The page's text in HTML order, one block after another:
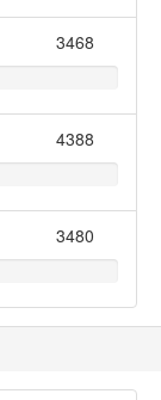
3468
4388
3480